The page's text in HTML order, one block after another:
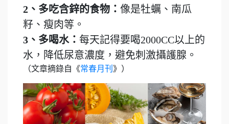
2、多吃含鋅的食物： 像是牡蠣、南瓜
籽、瘦肉等。
3、多喝水： 每天記得要喝2000CC以上的
水，降低尿意濃度，避免刺激攝護腺。
（文章摘錄自《常春月刊 》）